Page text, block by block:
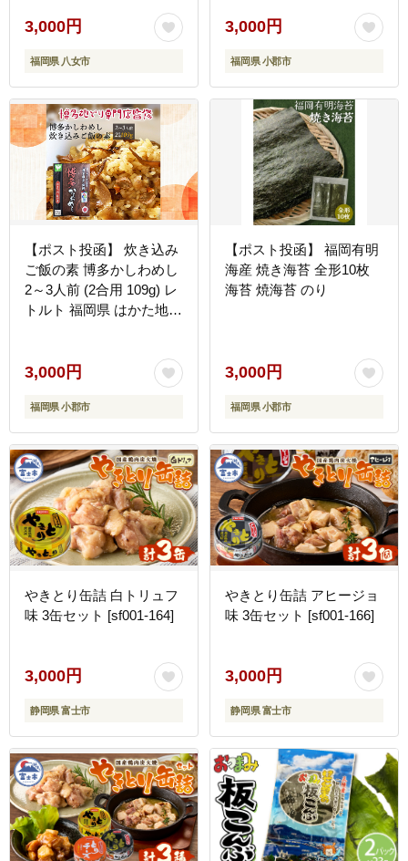
県 八女市 ポスト投函 簡
3,000円
福岡県 八女市
3,000円
福岡県 小郡市
【ポスト投函】 炊き込み
ご飯の素 博多かしわめし
2～3人前 (2合用 109g) レ
トルト 福岡県 はかた地ど
3,000円
福岡県 小郡市
【ポスト投函】 福岡有明
海産 焼き海苔 全形10枚
海苔 焼海苔 のり
3,000円
福岡県 小郡市
やきとり缶詰 白トリュフ
味 3缶セット [sf001-164]
3,000円
静岡県 富士市
やきとり缶詰 アヒージョ
味 3缶セット [sf001-166]
3,000円
静岡県 富士市